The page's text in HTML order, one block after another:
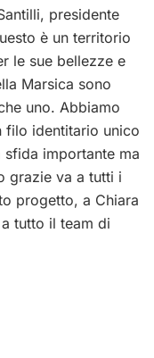
presidente
è un territorio
le sue bellezze e
Marsica sono
uno. Abbiamo
filo identitario unico
importante ma
grazie va a tutti i
progetto, a Chiara
tutto il team di